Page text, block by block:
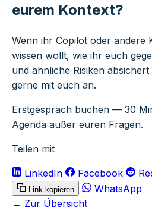
eurem Kontext?
Wenn ihr Copilot oder andere
wissen wollt, wie ihr euch
und ähnliche Risiken
gerne mit euch an.
Erstgespräch buchen — 30
Agenda außer euren Fragen.
Teilen mit
LinkedIn Facebook
Link kopieren
WhatsApp
← Zur Übersicht